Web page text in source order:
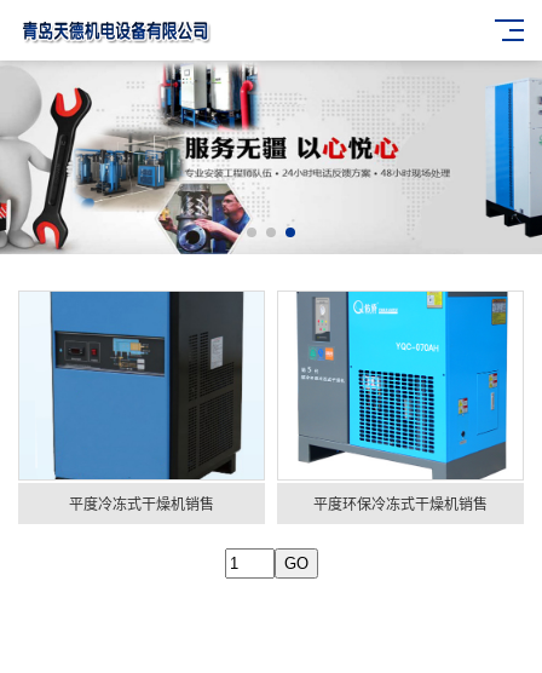
平度冷冻式干燥机销售 平度环保冷冻式干燥机销售